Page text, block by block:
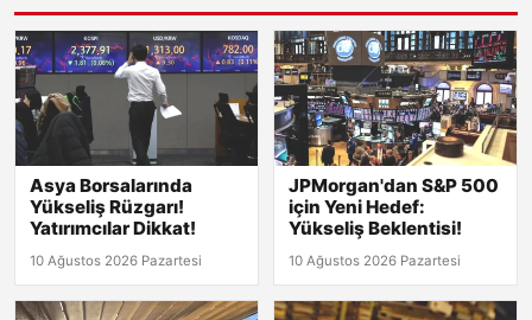
Asya Borsalarında
Yükseliş Rüzgarı!
Yatırımcılar Dikkat!
10 Ağustos 2026 Pazartesi
JPMorgan'dan S&P 500
için Yeni Hedef:
Yükseliş Beklentisi!
10 Ağustos 2026 Pazartesi